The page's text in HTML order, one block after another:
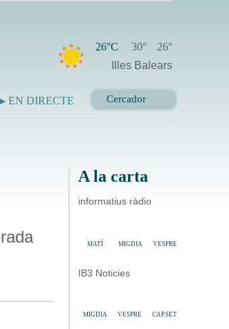
26°C 30°
26°
Illes Balears
EN DIRECTE
A la carta
informatius ràdio
MATÍ MIGDIA VESPRE
IB3 Noticies
MIGDIA VESPRE CAP.SET